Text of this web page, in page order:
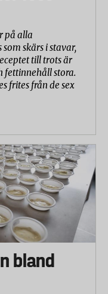
på alla
skärs i stavar,
till trots är
fettinnehåll stora.
frites från de sex
bland